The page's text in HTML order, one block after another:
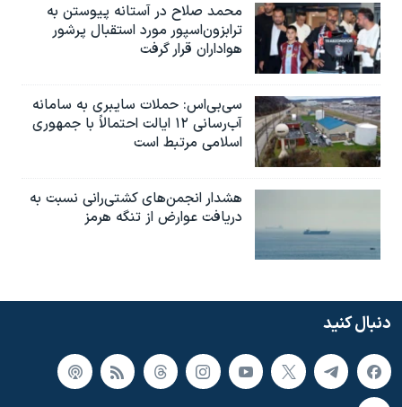
محمد صلاح در آستانه پیوستن به
ترابزون‌اسپور مورد استقبال پرشور
هواداران قرار گرفت
سی‌بی‌اس: حملات سایبری به سامانه
آب‌رسانی ۱۲ ایالت احتمالاً با جمهوری
اسلامی مرتبط است
هشدار انجمن‌های کشتی‌رانی نسبت به
دریافت عوارض از تنگه هرمز
دنبال کنید